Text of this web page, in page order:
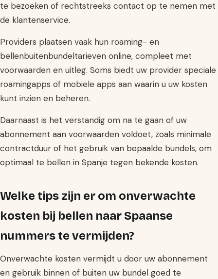
te bezoeken of rechtstreeks contact op te nemen met
de klantenservice.
Providers plaatsen vaak hun roaming- en
bellenbuitenbundeltarieven online, compleet met
voorwaarden en uitleg. Soms biedt uw provider speciale
roamingapps of mobiele apps aan waarin u uw kosten
kunt inzien en beheren.
Daarnaast is het verstandig om na te gaan of uw
abonnement aan voorwaarden voldoet, zoals minimale
contractduur of het gebruik van bepaalde bundels, om
optimaal te bellen in Spanje tegen bekende kosten.
Welke tips zijn er om onverwachte
kosten bij bellen naar Spaanse
nummers te vermijden?
Onverwachte kosten vermijdt u door uw abonnement
en gebruik binnen of buiten uw bundel goed te